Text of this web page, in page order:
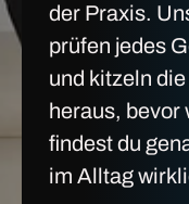
der Praxis.
prüfen jedes
und kitzeln
heraus, bevor
findest du
im Alltag